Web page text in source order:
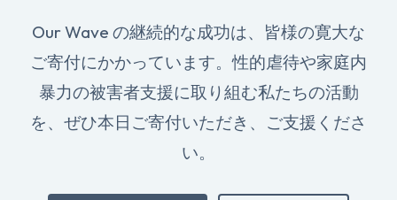
Our Wave の継続的な成功は、皆様の寛大な
ご寄付にかかっています。性的虐待や家庭内
暴力の被害者支援に取り組む私たちの活動
を、ぜひ本日ご寄付いただき、ご支援くださ
い。